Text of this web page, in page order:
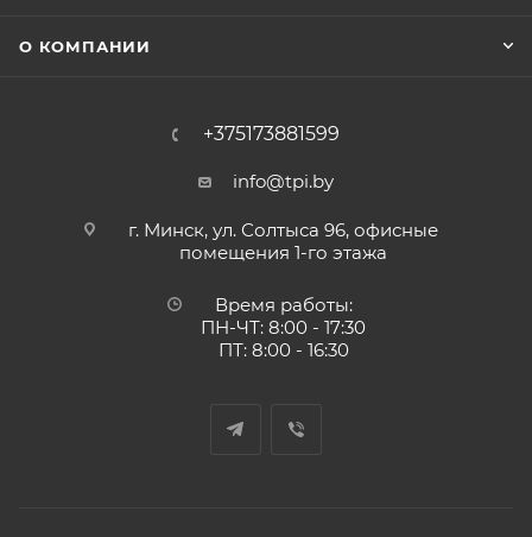
О КОМПАНИИ
+375173881599
info@tpi.by
г. Минск, ул. Солтыса 96, офисные
помещения 1-го этажа
Время работы:
ПН-ЧТ: 8:00 - 17:30
ПТ: 8:00 - 16:30